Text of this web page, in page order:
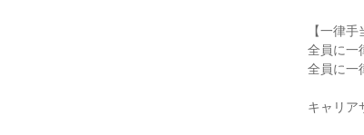
【一律手
全員に一
全員に一
キャリア